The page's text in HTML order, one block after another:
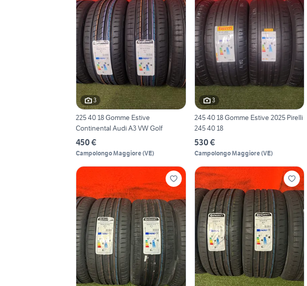
3
225 40 18 Gomme Estive
Continental Audi A3 VW Golf
450 €
Campolongo Maggiore(VE)
3
245 40 18 Gomme Estive 2025 Pirelli
245 40 18
530 €
Campolongo Maggiore(VE)